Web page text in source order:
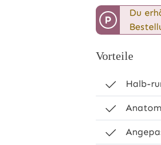
P
Du
Vorteile
Halb-